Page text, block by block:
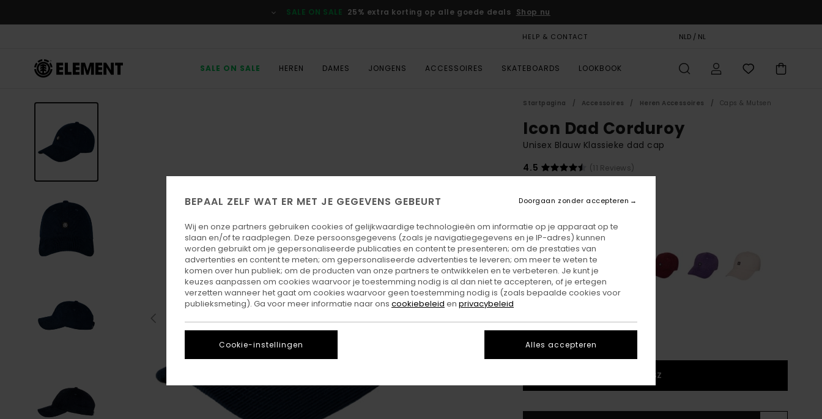
Productinformatie
SALE ON SALE 25% extra korting op alle goede deals Shop nu
HELP & CONTACT NLD / NL
SALE ON SALE HEREN DAMES JONGENS ACCESSOIRES SKATEBOARDS LOOKBOOK
Startpagina Accessoires Heren Accessoires Caps & Mutsen
Icon Dad Corduroy
Unisex Blauw Klassieke dad cap
4.5
(11 Reviews)
KleurEclipse Navy
1SZ
BEPAAL ZELF WAT ER MET JE GEGEVENS GEBEURT
Wij en onze partners gebruiken cookies of gelijkwaardige technologieën om informatie op je apparaat op te
slaan en/of te raadplegen. Deze persoonsgegevens (zoals je navigatiegegevens en je IP-adres) kunnen
worden gebruikt om je gepersonaliseerde publicaties en content te presenteren; om de prestaties van
advertenties en content te meten; om gepersonaliseerde advertenties te leveren; om meer te weten te
komen over hun publiek; om de producten van onze partners te ontwikkelen en te verbeteren. Je kunt je
keuzes aanpassen om cookies waarvoor je toestemming nodig is al dan niet te accepteren, of je ertegen
verzetten wanneer het gaat om cookies waarvoor geen toestemming nodig is (zoals bepaalde cookies voor
publieksmeting). Ga voor meer informatie naar ons cookiebeleid en privacybeleid
Cookie-instellingen
Doorgaan zonder accepteren
Alles accepteren